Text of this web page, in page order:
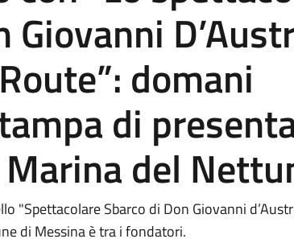
domani
di
del
"Spettacolare Sbarco di Don Giovanni
di Messina è tra i fondatori.